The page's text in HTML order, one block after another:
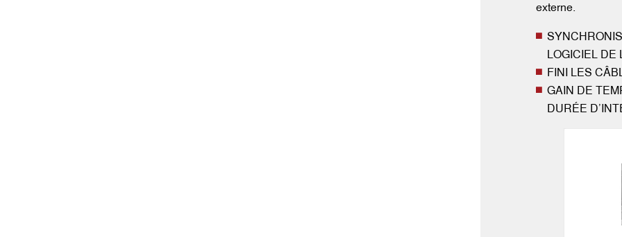
externe.
LOGICIEL DE
FINI LES
GAIN DE
DURÉE